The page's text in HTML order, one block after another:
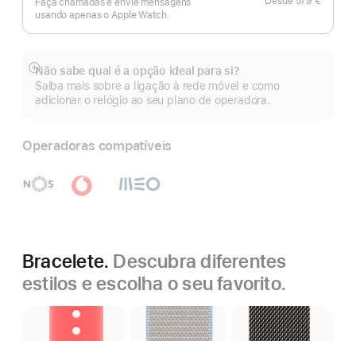
Faça chamadas e envie mensagens
usando apenas o Apple Watch.
Não sabe qual é a opção ideal para si?
Saiba mais sobre a ligação à rede móvel e como
adicionar o relógio ao seu plano de operadora.
Veja
mais
Operadoras compatíveis
Bracelete. Descubra diferentes
estilos e escolha o seu favorito.